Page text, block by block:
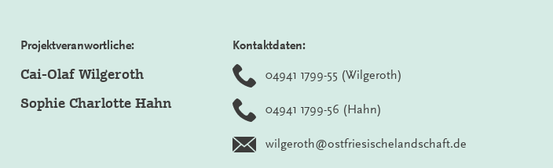
Projektveranwortliche:
Cai-Olaf Wilgeroth
Sophie Charlotte Hahn
Kontaktdaten:
04941 1799-55 (Wilgeroth)
04941 1799-56 (Hahn)
wilgeroth@ostfriesischelandschaft.de